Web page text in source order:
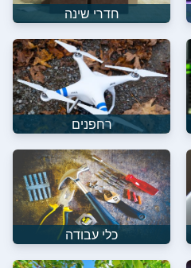
חדרי שינה
רחפנים
כלי עבודה